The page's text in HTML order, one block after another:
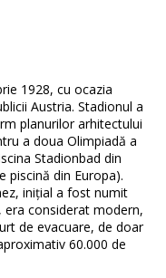
1928, cu ocazia
Austria. Stadionul a
planurilor arhitectului
a doua Olimpiadă a
Stadionbad din
piscină din Europa).
inițial a fost numit
era considerat modern,
de evacuare, de doar
60.000 de